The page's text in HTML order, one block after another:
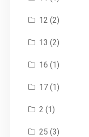
12 (2)
13 (2)
16 (1)
17(1)
2 (1)
25 (3)